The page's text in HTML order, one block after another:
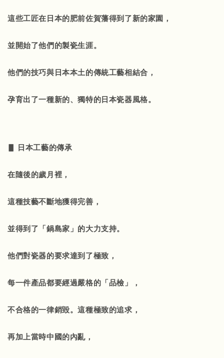
這些工匠在日本的肥前佐賀藩得到了新的家園，
並開始了他們的製瓷生涯。
他們的技巧與日本本土的傳統工藝相結合，
孕育出了一種新的、獨特的日本瓷器風格。
▋ 日本工藝的傳承
在隨後的歲月裡，
這種技藝不斷地獲得完善，
並得到了「鍋島家」的大力支持。
他們對瓷器的要求達到了極致，
每一件產品都要經過嚴格的「品檢」，
不合格的一律銷毀。這種極致的追求，
再加上當時中國的內亂，